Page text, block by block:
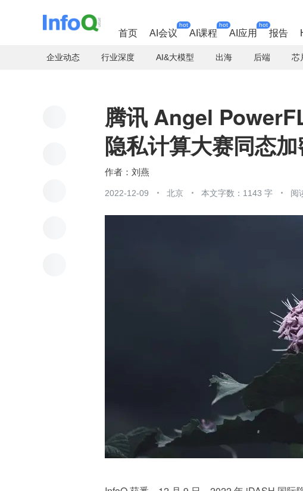
首页 AI会议
hot
AI课程
hot
AI应用
hot
报告
企业动态 行业深度 AI&大模型 出海 后端 芯
腾讯 Angel
隐私计算大赛同态
刘燕
2022-12-09 北京 本文字数：1143 字 阅